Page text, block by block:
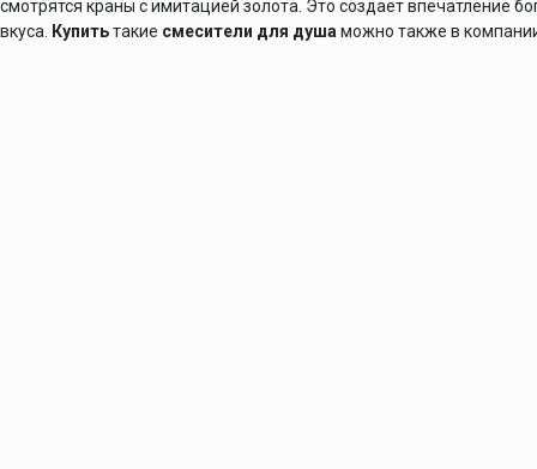
смотрятся краны с имитацией золота. Это создает впечатление
вкуса.
Купитьтакие смесители для душа можно также в